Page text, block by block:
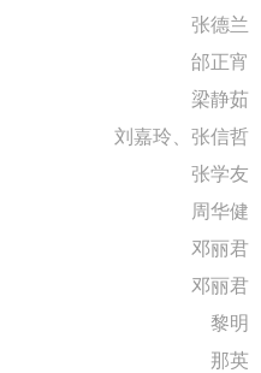
张德兰
邰正宵
梁静茹
刘嘉玲、张信哲
张学友
周华健
邓丽君
邓丽君
黎明
那英